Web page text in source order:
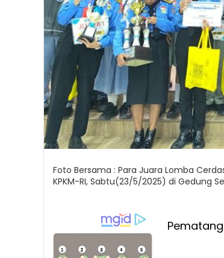
Foto Bersama : Para Juara Lomba
KPKM-RI, Sabtu(23/5/2025) di Gedung